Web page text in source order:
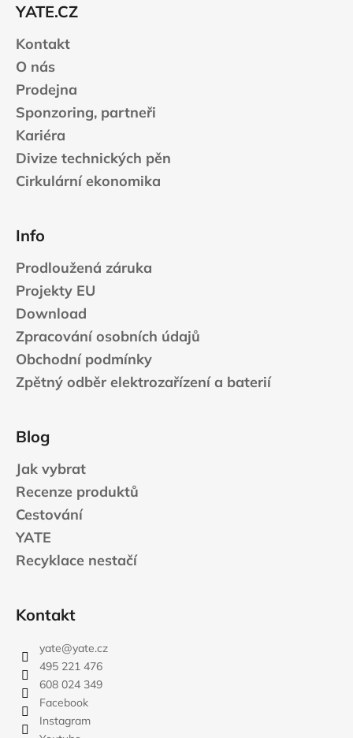
YATE.CZ
Kontakt
O nás
Prodejna
Sponzoring, partneři
Kariéra
Divize technických pěn
Cirkulární ekonomika
Info
Prodloužená záruka
Projekty EU
Download
Zpracování osobních údajů
Obchodní podmínky
Zpětný odběr elektrozařízení a baterií
Blog
Jak vybrat
Recenze produktů
Cestování
YATE
Recyklace nestačí
Kontakt
yate@yate.cz
495 221 476
608 024 349
Facebook
Instagram